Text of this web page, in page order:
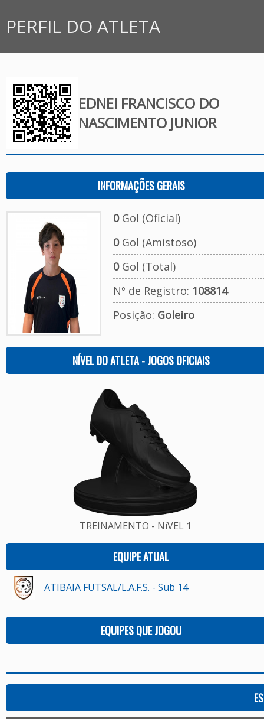
PERFIL DO ATLETA
EDNEI FRANCISCO DO
NASCIMENTO JUNIOR
INFORMAÇÕES GERAIS
0Gol (Oficial)
0Gol (Amistoso)
0Gol (Total)
Nº de Registro: 108814
Posição: Goleiro
NÍVEL DO ATLETA - JOGOS OFICIAIS
TREINAMENTO - NíVEL 1
EQUIPE ATUAL
ATIBAIA FUTSAL/L.A.F.S. - Sub 14
EQUIPES QUE JOGOU